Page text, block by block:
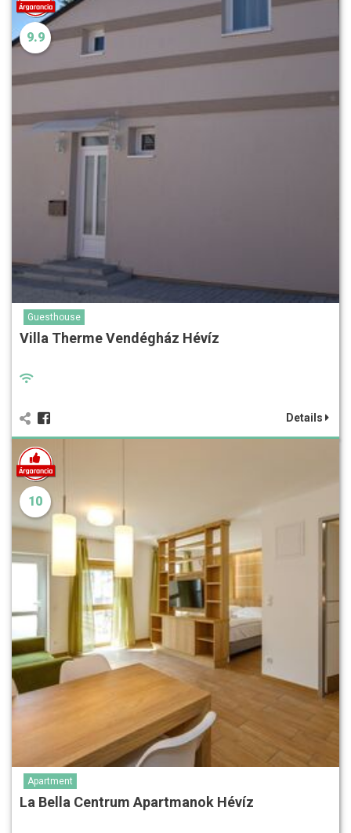
9.9
Guesthouse
Villa Therme Vendégház Hévíz
Details
10
Apartment
La Bella Centrum Apartmanok Hévíz